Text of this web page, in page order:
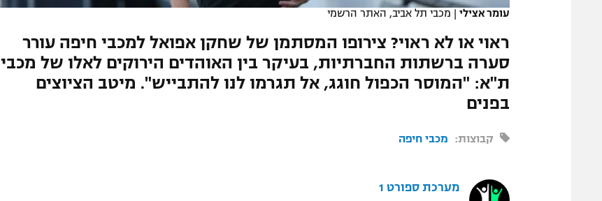
לוח דרושים – ג'ובנט
המגזין
עומר אצילי | מכבי תל אביב, האתר הרשמי
ראוי או לא ראוי? צירופו המסתמן של שחקן אפואל למכבי חיפה עורר
סערה ברשתות החברתיות, בעיקר בין האוהדים הירוקים לאלו של מכבי
ת"א: "המוסר הכפול חוגג, אל תגרמו לנו להתבייש". מיטב הציוצים
בפנים
קבוצות: מכבי חיפה
מערכת ספורט 1